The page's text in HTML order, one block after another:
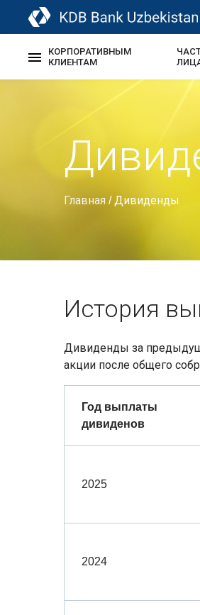
КОРПОРАТИВНЫМ
КЛИЕНТАМ
Главная /Дивиденды
История
Дивиденды за
акции после общего
Год выплаты
дивиденов
2025
2024